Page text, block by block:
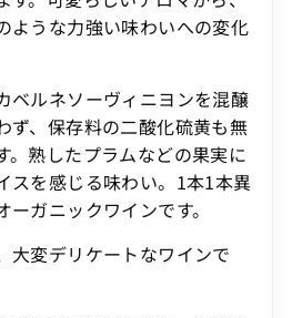
ような力強い味わいへの変化
ベルネソーヴィニヨンを混醸
ず、保存料の二酸化硫黄も無
。熟したプラムなどの果実に
スを感じる味わい。1本1本異
ガニックワインです。
大変デリケートなワインで